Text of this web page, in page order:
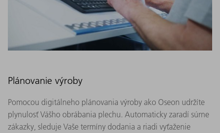
Plánovanie výroby
Pomocou digitálneho plánovania výroby ako Oseon udržíte
plynulosť Vášho obrábania plechu. Automaticky zaradí súrne
zákazky, sleduje Vaše termíny dodania a riadi vyťaženie